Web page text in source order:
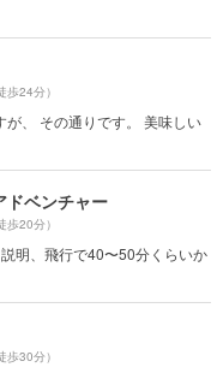
歩24分）
、 その通りです。 美味しい
ドベンチャー
歩20分）
明、飛行で40〜50分くらいか
歩30分）